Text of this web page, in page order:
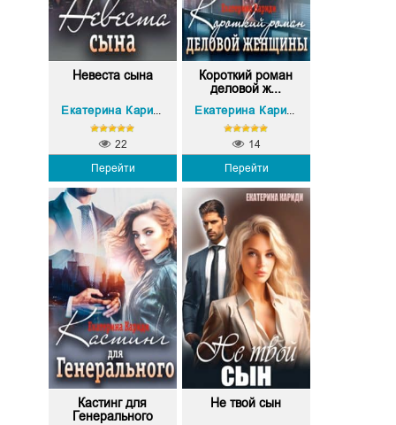
Невеста сына
Екатерина Кариди
Перейти
22
Короткий роман
деловой ж...
Екатерина Кариди
Перейти
14
Кастинг для
Генерального
Не твой сын